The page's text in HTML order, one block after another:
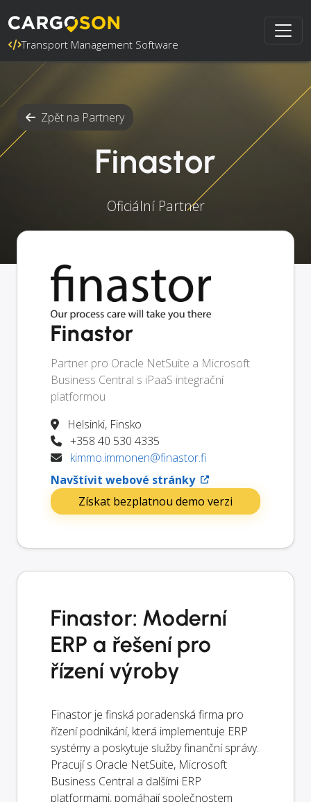
Transport Management Software
Zpět na Partnery
Finastor
Oficiální Partner
Finastor
Partner pro Oracle NetSuite a Microsoft
Business Central s iPaaS integrační
platformou
Helsinki, Finsko
+358 40 530 4335
kimmo.immonen@finastor.fi
Navštívit webové stránky
Získat bezplatnou demo verzi
Finastor: Moderní
ERP a řešení pro
řízení výroby
Finastor je finská poradenská firma pro
řízení podnikání, která implementuje ERP
systémy a poskytuje služby finanční správy.
Pracují s Oracle NetSuite, Microsoft
Business Central a dalšími ERP
platformami, pomáhají společnostem